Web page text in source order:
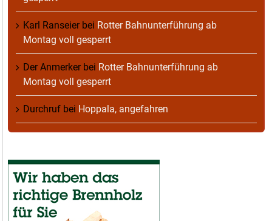
Karl Ranseierbei Rotter Bahnunterführung ab
Montag voll gesperrt
Der Anmerkerbei Rotter Bahnunterführung ab
Montag voll gesperrt
Durchruf bei Hoppala, angefahren